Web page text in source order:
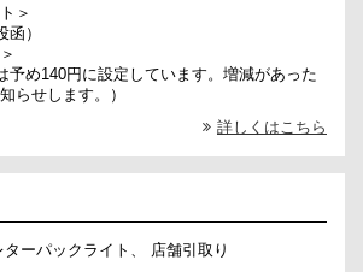
＞
）
予め140円に設定しています。増減があった
らせします。）
詳しくはこちら
ーパックライト、 店舗引取り